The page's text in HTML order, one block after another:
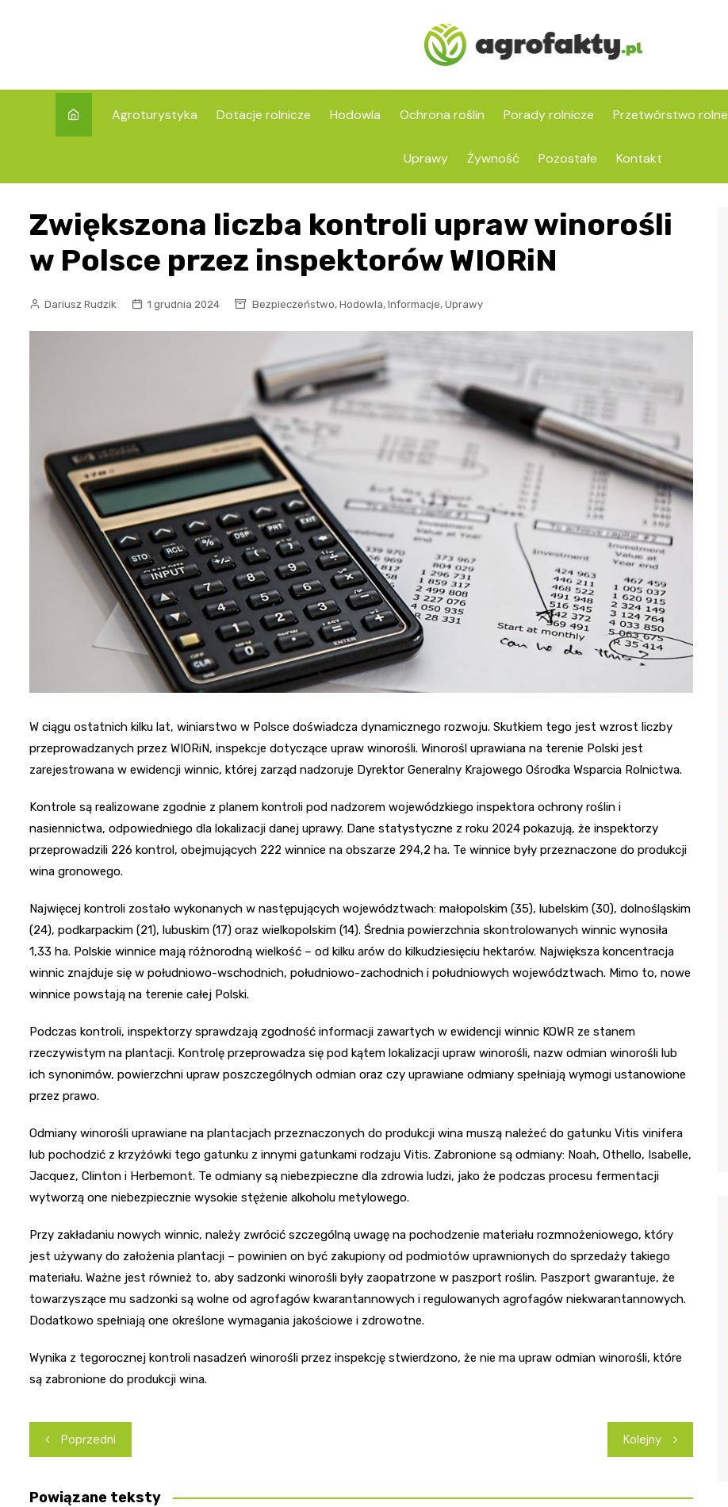
Agroturystyka Dotacje rolnicze Hodowla Ochrona roślin Porady rolnicze Przetwórstwo rolne
Uprawy Żywność Pozostałe Kontakt
Zwiększona liczba kontroli upraw winorośli
w Polsce przez inspektorów WIORiN
Dariusz Rudzik 1 grudnia 2024 Bezpieczeństwo, Hodowla, Informacje, Uprawy
W ciągu ostatnich kilku lat, winiarstwo w Polsce doświadcza dynamicznego rozwoju. Skutkiem tego jest wzrost liczby
przeprowadzanych przez WIORiN, inspekcje dotyczące upraw winorośli. Winorośl uprawiana na terenie Polski jest
zarejestrowana w ewidencji winnic, której zarząd nadzoruje Dyrektor Generalny Krajowego Ośrodka Wsparcia Rolnictwa.
Kontrole są realizowane zgodnie z planem kontroli pod nadzorem wojewódzkiego inspektora ochrony roślin i
nasiennictwa, odpowiedniego dla lokalizacji danej uprawy. Dane statystyczne z roku 2024 pokazują, że inspektorzy
przeprowadzili 226 kontrol, obejmujących 222 winnice na obszarze 294,2 ha. Te winnice były przeznaczone do produkcji
wina gronowego.
Najwięcej kontroli zostało wykonanych w następujących województwach: małopolskim (35), lubelskim (30), dolnośląskim
(24), podkarpackim (21), lubuskim (17) oraz wielkopolskim (14). Średnia powierzchnia skontrolowanych winnic wynosiła
1,33 ha. Polskie winnice mają różnorodną wielkość – od kilku arów do kilkudziesięciu hektarów. Największa koncentracja
winnic znajduje się w południowo-wschodnich, południowo-zachodnich i południowych województwach. Mimo to, nowe
winnice powstają na terenie całej Polski.
Podczas kontroli, inspektorzy sprawdzają zgodność informacji zawartych w ewidencji winnic KOWR ze stanem
rzeczywistym na plantacji. Kontrolę przeprowadza się pod kątem lokalizacji upraw winorośli, nazw odmian winorośli lub
ich synonimów, powierzchni upraw poszczególnych odmian oraz czy uprawiane odmiany spełniają wymogi ustanowione
przez prawo.
Odmiany winorośli uprawiane na plantacjach przeznaczonych do produkcji wina muszą należeć do gatunku Vitis vinifera
lub pochodzić z krzyżówki tego gatunku z innymi gatunkami rodzaju Vitis. Zabronione są odmiany: Noah, Othello, Isabelle,
Jacquez, Clinton i Herbemont. Te odmiany są niebezpieczne dla zdrowia ludzi, jako że podczas procesu fermentacji
wytworzą one niebezpiecznie wysokie stężenie alkoholu metylowego.
Przy zakładaniu nowych winnic, należy zwrócić szczególną uwagę na pochodzenie materiału rozmnożeniowego, który
jest używany do założenia plantacji – powinien on być zakupiony od podmiotów uprawnionych do sprzedaży takiego
materiału. Ważne jest również to, aby sadzonki winorośli były zaopatrzone w paszport roślin. Paszport gwarantuje, że
towarzyszące mu sadzonki są wolne od agrofagów kwarantannowych i regulowanych agrofagów niekwarantannowych.
Dodatkowo spełniają one określone wymagania jakościowe i zdrowotne.
Wynika z tegorocznej kontroli nasadzeń winorośli przez inspekcję stwierdzono, że nie ma upraw odmian winorośli, które
są zabronione do produkcji wina.
Nawigacja
wpisu
Poprzedni Kolejny
Powiązane teksty